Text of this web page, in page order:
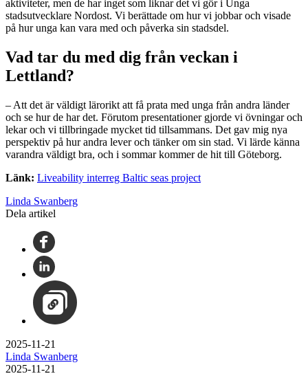
aktiviteter, men de har inget som liknar det vi gör i Unga
stadsutvecklare Nordost. Vi berättade om hur vi jobbar och visade
på hur unga kan vara med och påverka sin stadsdel.
Vad tar du med dig från veckan i
Lettland?
– Att det är väldigt lärorikt att få prata med unga från andra länder
och se hur de har det. Förutom presentationer gjorde vi övningar och
lekar och vi tillbringade mycket tid tillsammans. Det gav mig nya
perspektiv på hur andra lever och tänker om sin stad. Vi lärde känna
varandra väldigt bra, och i sommar kommer de hit till Göteborg.
Länk: Liveability interreg Baltic seas project
Linda Swanberg
Dela artikel
2025-11-21
Linda Swanberg
2025-11-21